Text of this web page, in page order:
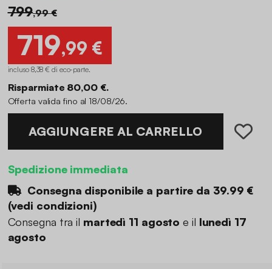
799,99 €
719,99 €
incluso 8,38 € di eco-parte.
Risparmiate 80,00 €.
Offerta valida fino al 18/08/26.
AGGIUNGERE AL CARRELLO
Spedizione immediata
Consegna disponibile a partire da 39.99 €
(vedi condizioni)
Consegna tra il martedì 11 agosto e il lunedì 17
agosto